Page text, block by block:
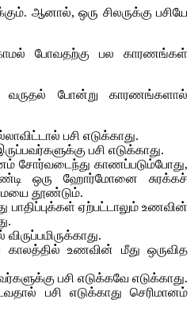
ஆனால், ஒரு சிலருக்கு பசியே
போவதற்கு பல காரணங்கள்
வருதல் போன்று காரணங்களால்
பசி எடுக்காது.
பசி எடுக்காது.
சோர்வடைந்து காணப்படும்போது,
ஒரு ஹோர்மோனை சுரக்கச்
தூண்டும்.
ஏற்பட்டாலும் உணவின்
காலத்தில் உணவின் மீது ஒருவித
பசி எடுக்கவே எடுக்காது.
பசி எடுக்காது செரிமானம்